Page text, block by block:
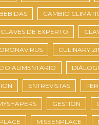
BEBIDAS CAMBIO
CLAVES DE EXPERTO
CULINARY
ALIMENTARIO
ENTREVISTAS
GESTION
MISEENPLACE